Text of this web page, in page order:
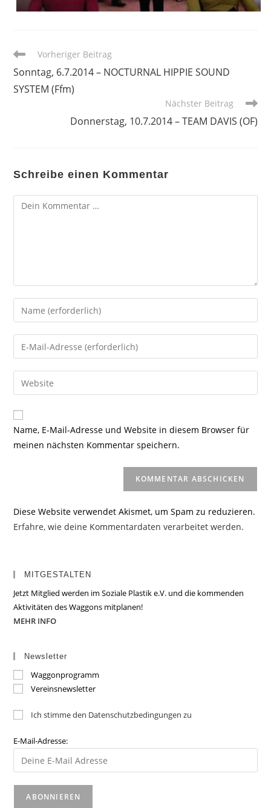
Weitere
ansehen
Vorheriger Beitrag
Sonntag, 6.7.2014 – NOCTURNAL HIPPIE SOUND
SYSTEM (Ffm)
Nächster Beitrag
Donnerstag, 10.7.2014 – TEAM DAVIS (OF)
Schreibe einen Kommentar
Kommentar
Gib
deinen
Namen
oder
zum
Kommentieren
ein
Gib
deine
E-
Mail-
zum
Kommentieren
ein
Gib
deine
Website-
URL
Name, E-Mail-Adresse und Website in diesem Browser für
meinen nächsten Kommentar speichern.
Diese Website verwendet Akismet, um Spam zu reduzieren.
Erfahre, wie deine Kommentardaten verarbeitet werden.
MITGESTALTEN
Jetzt Mitglied werden im Soziale Plastik e.V. und die kommenden
Aktivitäten des Waggons mitplanen!
MEHR INFO
Newsletter
Waggonprogramm
Vereinsnewsletter
Ich stimme den Datenschutzbedingungen zu
E-Mail-Adresse: